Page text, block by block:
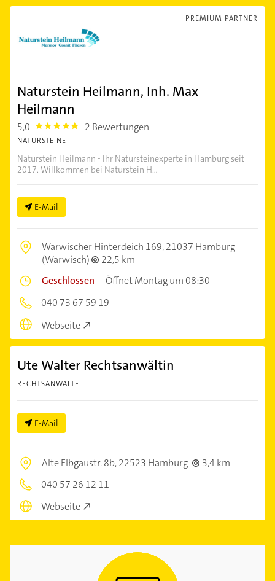
PREMIUM PARTNER
Naturstein Heilmann, Inh. Max
Heilmann
5,0 5.0 2 Bewertungen
NATURSTEINE
Naturstein Heilmann - Ihr Natursteinexperte in Hamburg seit
2017. Willkommen bei Naturstein H...
E-Mail
Warwischer Hinterdeich 169,21037 Hamburg
(Warwisch)
22,5 km
Geschlossen –Öffnet Montag um 08:30
040 73 67 59 19
Webseite
Ute Walter Rechtsanwältin
RECHTSANWÄLTE
E-Mail
Alte Elbgaustr. 8b,22523 Hamburg
3,4 km
040 57 26 12 11
Webseite